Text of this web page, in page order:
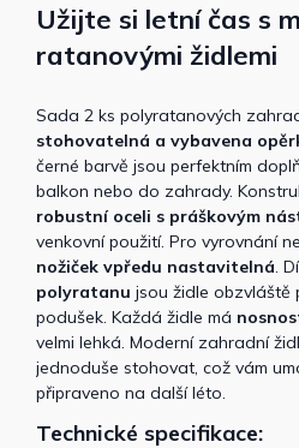
Užijte si letní čas s
ratanovými židlemi
Sada 2 ks polyratanových
stohovatelná a vybavena
černé barvě jsou perfektním
balkon nebo do zahrady.
robustní oceli s práškovým
venkovní použití. Pro vyrovnání
nožiček vpředu nastavitelná.
polyratanu jsou židle obzvláště
podušek. Každá židle má
velmi lehká. Moderní zahradní
jednoduše stohovat, což vám
připraveno na další léto.
Technické specifikace: